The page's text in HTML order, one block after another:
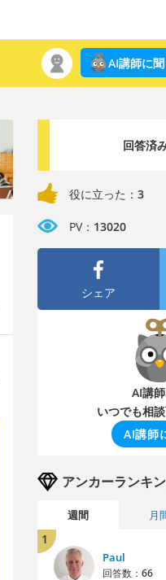
AI講師に聞
回答済
役に立った： 3
PV： 13020
シェア
AI講
いつでも相
AI講師
アンカーランキ
週間 月
1
Paul
回答数： 66